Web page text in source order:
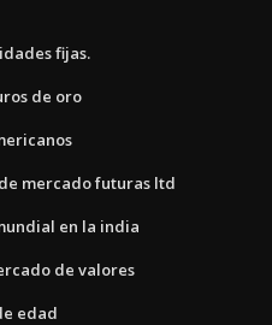
fijas.
de oro
mercado futuras ltd
en la india
de valores
edad